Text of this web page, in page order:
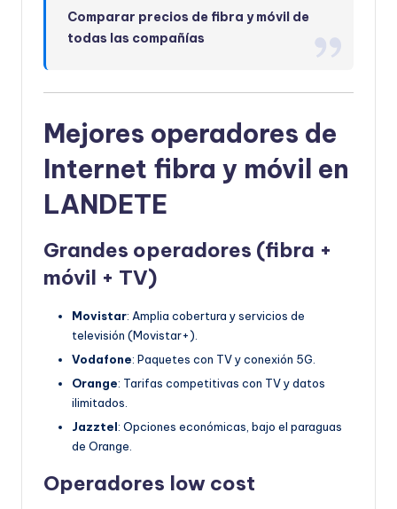
Comparar precios de fibra y móvil de
todas las compañías
Mejores operadores de
Internet fibra y móvil en
LANDETE
Grandes operadores (fibra +
móvil + TV)
Movistar: Amplia cobertura y servicios de
televisión (Movistar+).
Vodafone: Paquetes con TV y conexión 5G.
Orange: Tarifas competitivas con TV y datos
ilimitados.
Jazztel: Opciones económicas, bajo el paraguas
de Orange.
Operadores low cost